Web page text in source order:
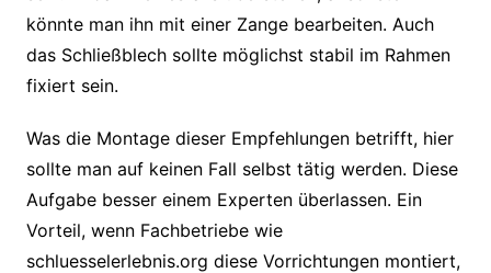
könnte man ihn mit einer Zange bearbeiten. Auch
das Schließblech sollte möglichst stabil im Rahmen
fixiert sein.
Was die Montage dieser Empfehlungen betrifft, hier
sollte man auf keinen Fall selbst tätig werden. Diese
Aufgabe besser einem Experten überlassen. Ein
Vorteil, wenn Fachbetriebe wie
schluesselerlebnis.org diese Vorrichtungen montiert,